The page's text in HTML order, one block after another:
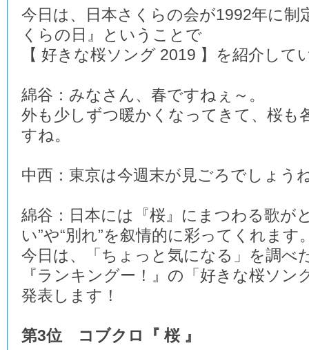
今日は、日本さくらの会が1992年に制
くらの日』ということで
【 好きな桜ソング 2019 】を紹介して
綿谷：みなさん、春ですねぇ～。
外も少しずつ暖かくなってきて、桜も
すね。
中西：東京は今週末が見ごろでしょう
綿谷：日本には『桜』にまつわる歌が
い”や“別れ”を叙情的に彩ってくれます
今日は、「ちょっと気になる」を調べ
『ランキングー！』の「好きな桜ソン
発表します！
第3位 コブクロ『 桜 』